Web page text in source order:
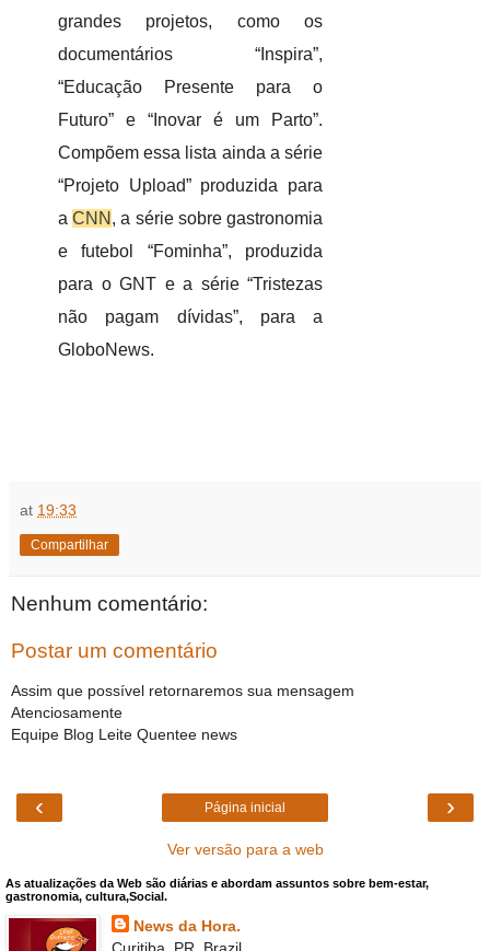
grandes projetos, como os
documentários “Inspira”,
“Educação Presente para o
Futuro” e “Inovar é um Parto”.
Compõem essa lista ainda a série
“Projeto Upload” produzida para
aCNN , a série sobre gastronomia
e futebol “Fominha”, produzida
para o GNT e a série “Tristezas
não pagam dívidas”, para a
GloboNews.
at 19:33
Compartilhar
Nenhum comentário:
Postar um comentário
Assim que possível retornaremos sua mensagem
Atenciosamente
Equipe Blog Leite Quentee news
‹ ›
Página inicial
Ver versão para a web
As atualizações da Web são diárias e abordam assuntos sobre bem-estar,
gastronomia, cultura,Social.
News da Hora.